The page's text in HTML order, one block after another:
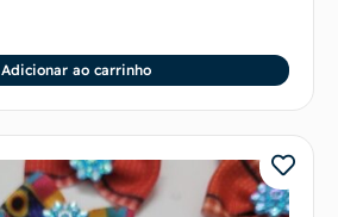
Adicionar ao carrinho